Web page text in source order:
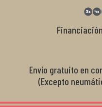
Envío gratuito en
(Excepto